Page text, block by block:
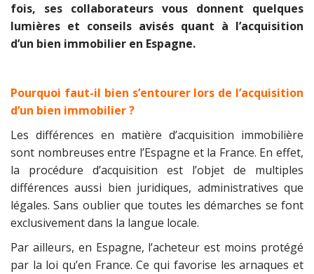
fois, ses collaborateurs vous donnent quelques
lumières et conseils avisés quant à l’acquisition
d’un bien immobilier en Espagne.
Pourquoi faut-il bien s’entourer lors de l’acquisition
d’un bien immobilier ?
Les différences en matière d’acquisition immobilière
sont nombreuses entre l’Espagne et la France. En effet,
la procédure d’acquisition est l’objet de multiples
différences aussi bien juridiques, administratives que
légales. Sans oublier que toutes les démarches se font
exclusivement dans la langue locale.
Par ailleurs, en Espagne, l’acheteur est moins protégé
par la loi qu’en France. Ce qui favorise les arnaques et